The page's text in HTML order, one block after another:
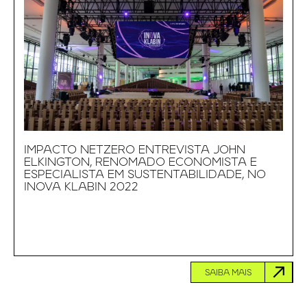
IMPACTO NETZERO ENTREVISTA JOHN
ELKINGTON, RENOMADO ECONOMISTA E
ESPECIALISTA EM SUSTENTABILIDADE, NO
INOVA KLABIN 2022
SAIBA MAIS